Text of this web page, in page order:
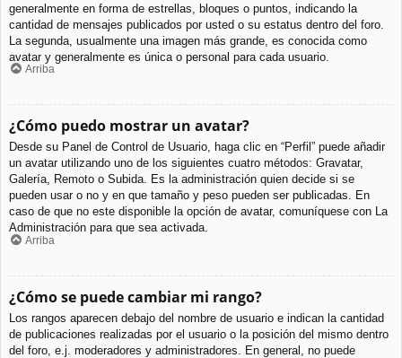
generalmente en forma de estrellas, bloques o puntos, indicando la
cantidad de mensajes publicados por usted o su estatus dentro del foro.
La segunda, usualmente una imagen más grande, es conocida como
avatar y generalmente es única o personal para cada usuario.
Arriba
¿Cómo puedo mostrar un avatar?
Desde su Panel de Control de Usuario, haga clic en “Perfil” puede añadir
un avatar utilizando uno de los siguientes cuatro métodos: Gravatar,
Galería, Remoto o Subida. Es la administración quien decide si se
pueden usar o no y en que tamaño y peso pueden ser publicadas. En
caso de que no este disponible la opción de avatar, comuníquese con La
Administración para que sea activada.
Arriba
¿Cómo se puede cambiar mi rango?
Los rangos aparecen debajo del nombre de usuario e indican la cantidad
de publicaciones realizadas por el usuario o la posición del mismo dentro
del foro, e.j. moderadores y administradores. En general, no puede